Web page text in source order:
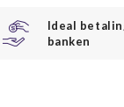
Ideal
banken